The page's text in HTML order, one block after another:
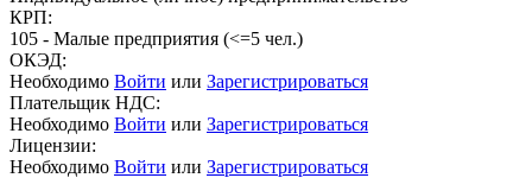
КРП:
105 - Малые предприятия (<=5 чел.)
ОКЭД:
Необходимо Войти или Зарегистрироваться
Плательщик НДС:
Необходимо Войти или Зарегистрироваться
Лицензии:
Необходимо Войти или Зарегистрироваться